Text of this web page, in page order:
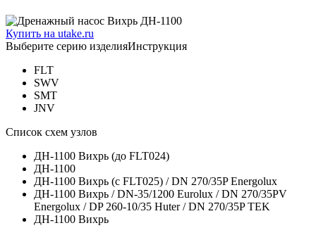
Купить на utake.ru
Выберите серию изделияИнструкция
FLT
SWV
SMT
JNV
Список схем узлов
ДН-1100 Вихрь (до FLT024)
ДН-1100
ДН-1100 Вихрь (c FLT025) / DN 270/35P Energolux
ДН-1100 Вихрь / DN-35/1200 Eurolux / DN 270/35PV
Energolux / DP 260-10/35 Huter / DN 270/35P TEK
ДН-1100 Вихрь